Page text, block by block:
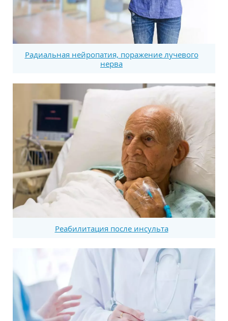
Радиальная нейропатия, поражение лучевого
нерва
Реабилитация после инсульта